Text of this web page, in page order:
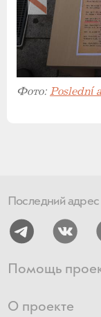
Фото: Poslední
Последний
Помощь
О проекте